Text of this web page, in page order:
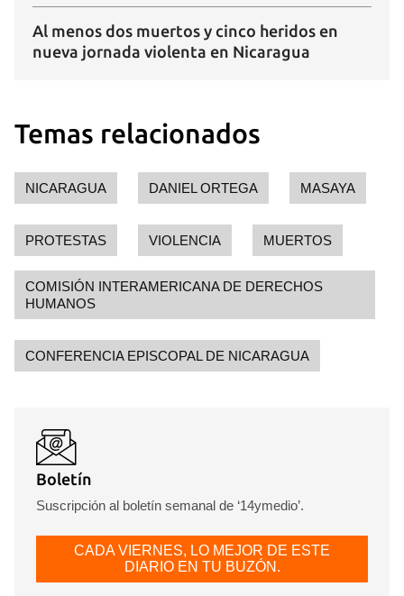
Al menos dos muertos y cinco heridos en
nueva jornada violenta en Nicaragua
Temas relacionados
NICARAGUA DANIEL ORTEGA MASAYA
PROTESTAS VIOLENCIA MUERTOS
COMISIÓN INTERAMERICANA DE DERECHOS
HUMANOS
CONFERENCIA EPISCOPAL DE NICARAGUA
Boletín
Suscripción al boletín semanal de ‘14ymedio’.
CADA VIERNES, LO MEJOR DE ESTE
DIARIO EN TU BUZÓN.